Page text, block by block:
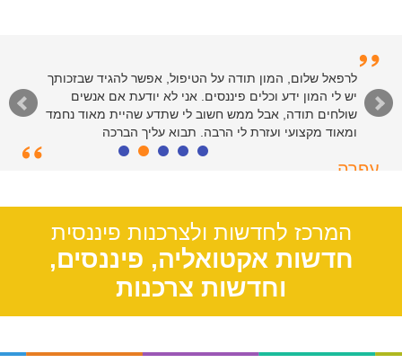
לרפאל שלום, המון תודה על הטיפול, אפשר להגיד שבזכותך
יש לי המון ידע וכלים פיננסים. אני לא יודעת אם אנשים
שולחים תודה, אבל ממש חשוב לי שתדע שהיית מאוד נחמד
ומאוד מקצועי ועזרת לי הרבה. תבוא עליך הברכה
עפרה
המרכז לחדשות ולצרכנות פיננסית
חדשות אקטואליה, פיננסים,
וחדשות צרכנות